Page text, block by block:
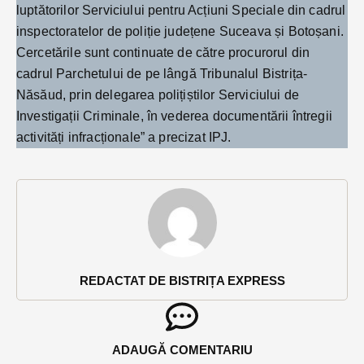
REDACTAT DE BISTRIȚA EXPRESS
ADAUGĂ COMENTARIU
luptătorilor Serviciului pentru Acțiuni Speciale din cadrul
inspectoratelor de poliție județene Suceava și Botoșani.
Cercetările sunt continuate de către procurorul din
cadrul Parchetului de pe lângă Tribunalul Bistrița-
Năsăud, prin delegarea polițiștilor Serviciului de
Investigații Criminale, în vederea documentării întregii
activități infracționale” a precizat IPJ.